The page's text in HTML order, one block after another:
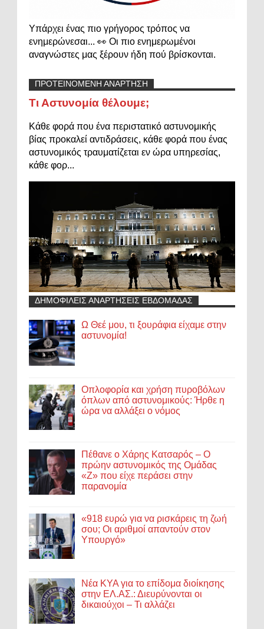
Υπάρχει ένας πιο γρήγορος τρόπος να
ενημερώνεσαι... 👀 Οι πιο ενημερωμένοι
αναγνώστες μας ξέρουν ήδη πού βρίσκονται.
ΠΡΟΤΕΙΝΟΜΕΝΗ ΑΝΑΡΤΗΣΗ
Τι Αστυνομία θέλουμε;
Κάθε φορά που ένα περιστατικό αστυνομικής
βίας προκαλεί αντιδράσεις, κάθε φορά που ένας
αστυνομικός τραυματίζεται εν ώρα υπηρεσίας,
κάθε φορ...
ΔΗΜΟΦΙΛΕΙΣ ΑΝΑΡΤΗΣΕΙΣ ΕΒΔΟΜΑΔΑΣ
Ω Θεέ μου, τι ξουράφια είχαμε στην
αστυνομία!
Οπλοφορία και χρήση πυροβόλων
όπλων από αστυνομικούς: Ήρθε η
ώρα να αλλάξει ο νόμος
Πέθανε ο Χάρης Κατσαρός – Ο
πρώην αστυνομικός της Ομάδας
«Ζ» που είχε περάσει στην
παρανομία
«918 ευρώ για να ρισκάρεις τη ζωή
σου; Οι αριθμοί απαντούν στον
Υπουργό»
Νέα ΚΥΑ για το επίδομα διοίκησης
στην ΕΛ.ΑΣ.: Διευρύνονται οι
δικαιούχοι – Τι αλλάζει